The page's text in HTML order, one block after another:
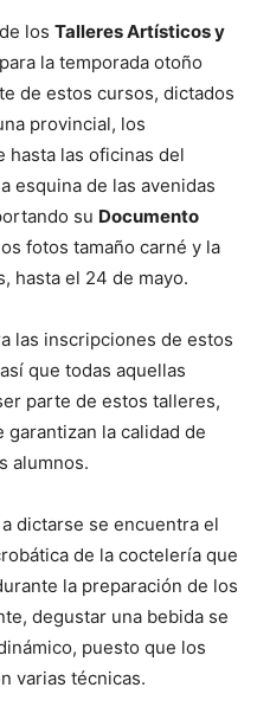
los Talleres Artísticos y
la temporada otoño
de estos cursos, dictados
provincial, los
hasta las oficinas del
esquina de las avenidas
su Documento
fotos tamaño carné y la
hasta el 24 de mayo.
las inscripciones de estos
que todas aquellas
parte de estos talleres,
la calidad de
alumnos.
a dictarse se encuentra el
de la coctelería que
la preparación de los
degustar una bebida se
puesto que los
varias técnicas.